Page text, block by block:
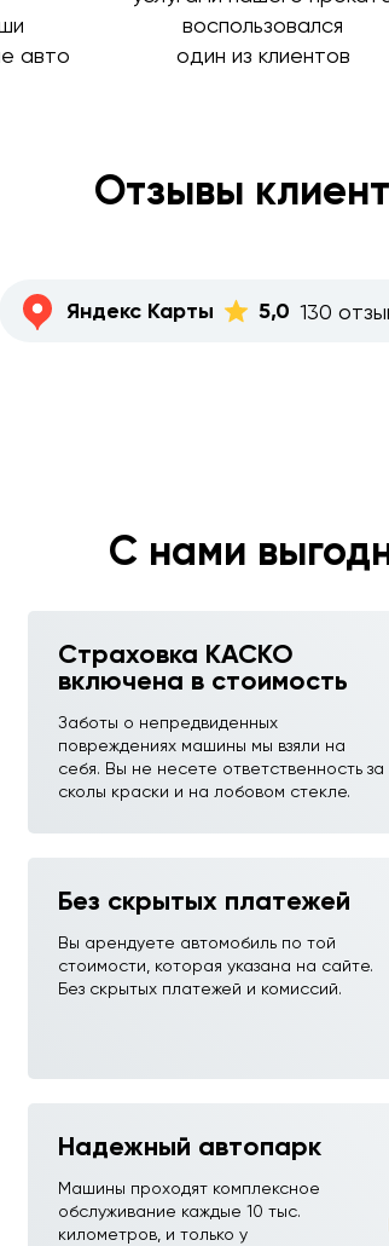
авто
воспользовался
один из клиентов
Отзывы
Яндекс Карты 5,0 130
С нами
Страховка КАСКО
включена в стоимость
Заботы о непредвиденных
повреждениях машины мы взяли на
себя. Вы не несете ответственность за
сколы краски и на лобовом стекле.
Без скрытых платежей
Вы арендуете автомобиль по той
стоимости, которая указана на сайте.
Без скрытых платежей и комиссий.
Надежный автопарк
Машины проходят комплексное
обслуживание каждые 10 тыс.
километров, и только у